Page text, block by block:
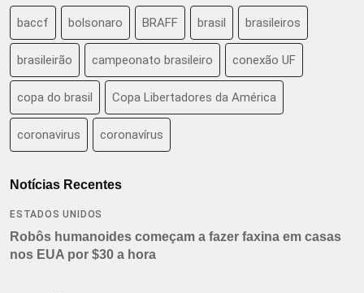
baccf bolsonaro BRAFF brasil brasileiros
brasileirão campeonato brasileiro conexão UF
copa do brasil Copa Libertadores da América
coronavirus coronavírus
Notícias Recentes
ESTADOS UNIDOS
Robôs humanoides começam a fazer faxina em casas
nos EUA por $30 a hora